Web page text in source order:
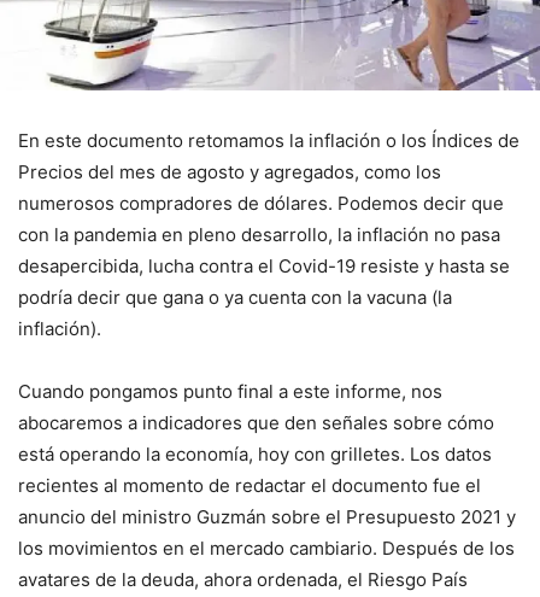
En este documento retomamos la inflación o los Índices de
Precios del mes de agosto y agregados, como los
numerosos compradores de dólares. Podemos decir que
con la pandemia en pleno desarrollo, la inflación no pasa
desapercibida, lucha contra el Covid-19 resiste y hasta se
podría decir que gana o ya cuenta con la vacuna (la
inflación).
Cuando pongamos punto final a este informe, nos
abocaremos a indicadores que den señales sobre cómo
está operando la economía, hoy con grilletes. Los datos
recientes al momento de redactar el documento fue el
anuncio del ministro Guzmán sobre el Presupuesto 2021 y
los movimientos en el mercado cambiario. Después de los
avatares de la deuda, ahora ordenada, el Riesgo País